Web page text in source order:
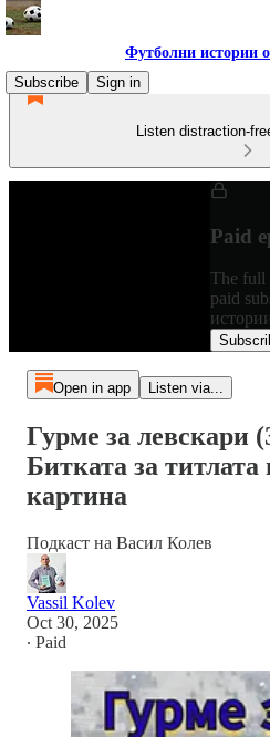
Футболни истории
Subscribe
Sign in
Listen distraction-
Paid
The full
paid
Open in app Listen via...
Гурме за левскари
Битката за титлата
картина
Подкаст на Васил Колев
Vassil Kolev
Oct 30, 2025
∙ Paid